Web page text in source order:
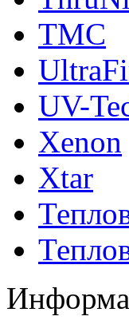
TMC
UV-
Xenon
Xtar